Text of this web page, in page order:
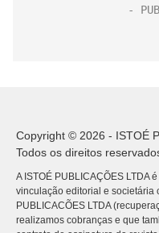
Copyright © 2026 - ISTOÉ
Todos os direitos
A ISTOÉ PUBLICAÇÕES LTDA
vinculação editorial e societária
PUBLICACÕES LTDA
realizamos cobranças e que